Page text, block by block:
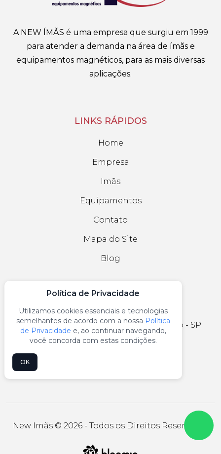
A NEW ÍMÃS é uma empresa que surgiu em 1999
para atender a demanda na área de ímãs e
equipamentos magnéticos, para as mais diversas
aplicações.
LINKS RÁPIDOS
Home
Empresa
Imãs
Equipamentos
Contato
Mapa do Site
Blog
R. João Caetano, 479 - Mooca, São Paulo - SP
vendas@newimas.com.br
New Imãs © 2026 - Todos os Direitos Reservados
Política de Privacidade
Utilizamos cookies essenciais e tecnologias
semelhantes de acordo com a nossa Política
de Privacidade e, ao continuar navegando,
você concorda com estas condições.
OK